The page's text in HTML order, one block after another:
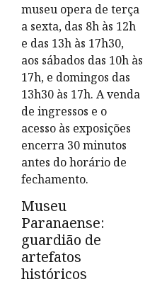
museu opera de terça
a sexta, das 8h às 12h
e das 13h às 17h30,
aos sábados das 10h às
17h, e domingos das
13h30 às 17h. A venda
de ingressos e o
acesso às exposições
encerra 30 minutos
antes do horário de
fechamento.
Museu
Paranaense:
guardião de
artefatos
históricos